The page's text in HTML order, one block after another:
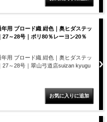
用 ブロード織 紺色｜奥ヒダステッ
27～28号｜ポリ80％レーヨン20％
用 ブロード織 紺色｜奥ヒダステッ
27～28号｜翠山弓道店suizan kyugu